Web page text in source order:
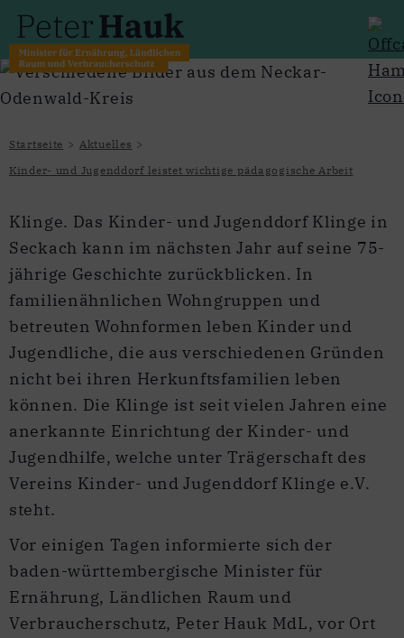
Startseite
Aktuelles
Kinder- und Jugenddorf leistet wichtige pädagogische Arbeit
Klinge. Das Kinder- und Jugenddorf Klinge in
Seckach kann im nächsten Jahr auf seine 75-
jährige Geschichte zurückblicken. In
familienähnlichen Wohngruppen und
betreuten Wohnformen leben Kinder und
Jugendliche, die aus verschiedenen Gründen
nicht bei ihren Herkunftsfamilien leben
können. Die Klinge ist seit vielen Jahren eine
anerkannte Einrichtung der Kinder- und
Jugendhilfe, welche unter Trägerschaft des
Vereins Kinder- und Jugenddorf Klinge e.V.
steht.
Vor einigen Tagen informierte sich der
baden-württembergische Minister für
Ernährung, Ländlichen Raum und
Verbraucherschutz, Peter Hauk MdL, vor Ort